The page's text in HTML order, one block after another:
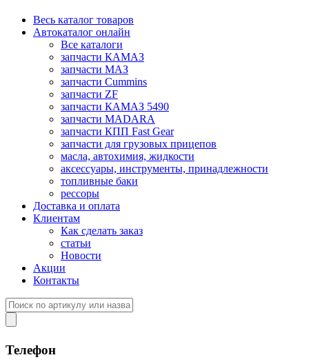
Весь каталог товаров
Автокаталог онлайн
Все каталоги
запчасти КАМАЗ
запчасти МАЗ
запчасти Cummins
запчасти ZF
запчасти КАМАЗ 5490
запчасти MADARA
запчасти КПП Fast Gear
запчасти для грузовых прицепов
масла, автохимия, жидкости
аксессуары, инструменты, принадлежности
топливные баки
рессоры
Доставка и оплата
Клиентам
Как сделать заказ
статьи
Новости
Акции
Контакты
Телефон